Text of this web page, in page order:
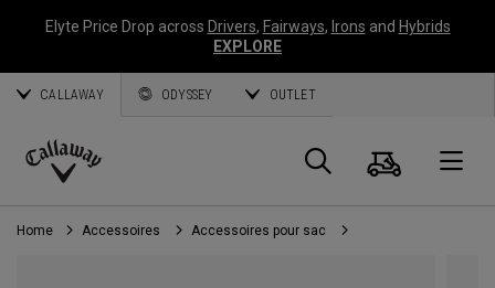
Elyte Price Drop across Drivers, Fairways, Irons and Hybrids
EXPLORE
CALLAWAY ODYSSEY OUTLET
Callaway
Golf
Panier
Home Accessoires Accessoires pour sac